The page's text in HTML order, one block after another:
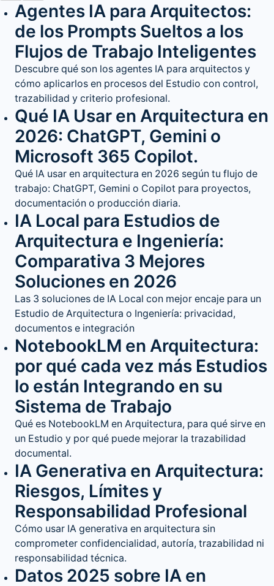
Agentes IA para Arquitectos:
de los Prompts Sueltos a los
Flujos de Trabajo Inteligentes
Descubre qué son los agentes IA para arquitectos y
cómo aplicarlos en procesos del Estudio con control,
trazabilidad y criterio profesional.
Qué IA Usar en Arquitectura en
2026: ChatGPT, Gemini o
Microsoft 365 Copilot.
Qué IA usar en arquitectura en 2026 según tu flujo de
trabajo: ChatGPT, Gemini o Copilot para proyectos,
documentación o producción diaria.
IA Local para Estudios de
Arquitectura e Ingeniería:
Comparativa 3 Mejores
Soluciones en 2026
Las 3 soluciones de IA Local con mejor encaje para un
Estudio de Arquitectura o Ingeniería: privacidad,
documentos e integración
NotebookLM en Arquitectura:
por qué cada vez más Estudios
lo están Integrando en su
Sistema de Trabajo
Qué es NotebookLM en Arquitectura, para qué sirve en
un Estudio y por qué puede mejorar la trazabilidad
documental.
IA Generativa en Arquitectura:
Riesgos, Límites y
Responsabilidad Profesional
Cómo usar IA generativa en arquitectura sin
comprometer confidencialidad, autoría, trazabilidad ni
responsabilidad técnica.
Datos 2025 sobre IA en